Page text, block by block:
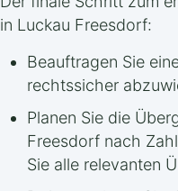
in Luckau Freesdorf:
Beauftragen Sie
rechtssicher
Planen Sie die
Freesdorf nach
Sie alle relevanten